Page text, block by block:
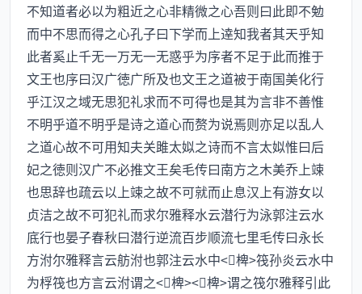
不知道者必以为粗近之心非精微之心吾则曰此即不勉
而中不思而得之心孔子曰下学而上逹知我者其天乎知
此者奚止千无一万无一无惑乎为序者不足于此而推于
文王也序曰汉广徳广所及也文王之道被于南国美化行
乎江汉之域无思犯礼求而不可得也是其为言非不善惟
不明乎道不明乎是诗之道心而赘为说焉则亦足以乱人
之道心故不可用知夫关雎太姒之诗而不言太姒惟曰后
妃之徳则汉广不必推文王矣毛传曰南方之木美乔上竦
也思辞也疏云以上竦之故不可就而止息汉上有游女以
贞洁之故不可犯礼而求尔雅释水云潜行为泳郭注云水
底行也晏子春秋曰潜行逆流百步顺流七里毛传曰永长
方泭尔雅释言云舫泭也郭注云水中<椑>筏孙炎云水中
为桴筏也方言云泭谓之<椑><椑>谓之筏尔雅释引此